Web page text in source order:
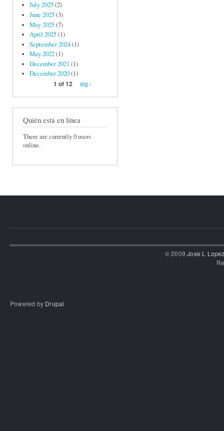
July 2025(2)
June 2025(3)
May 2025(7)
April 2025(1)
September 2024(1)
May 2022(1)
December 2021 (1)
December 2020(1)
1 of 12
sig ›
Quién está en línea
There are currently 0 users
online.
© 2009Jose L
Powered by Drupal